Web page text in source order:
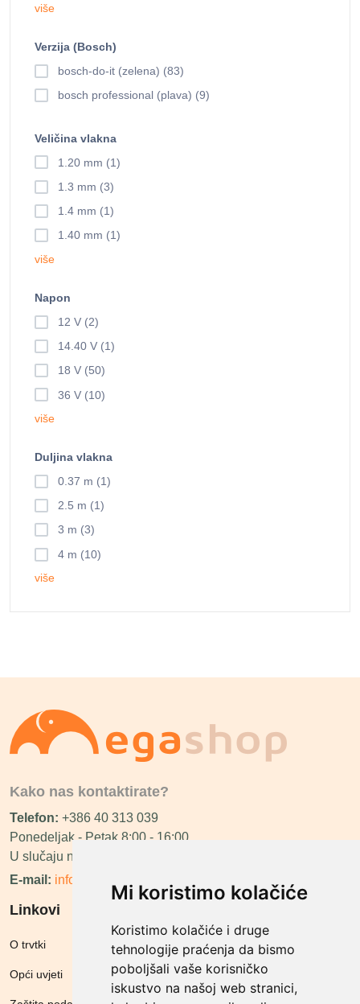
Mi koristimo kolačiće
Koristimo kolačiće i druge
tehnologije praćenja da bismo
poboljšali vaše korisničko
iskustvo na našoj web stranici,
više
Verzija (Bosch)
bosch-do-it (zelena) (83)
bosch professional (plava) (9)
Veličina vlakna
1.20 mm (1)
1.3 mm (3)
1.4 mm (1)
1.40 mm (1)
više
Napon
12 V (2)
14.40 V (1)
18 V (50)
36 V (10)
više
Duljina vlakna
0.37 m (1)
2.5 m (1)
3 m (3)
4 m (10)
više
Kako nas kontaktirate?
Telefon: +386 40 313 039
Ponedeljak - Petak 8:00 - 16:00
U slučaju neraspoloživosti ćemo vas nazvati.
E-mail: info@megashop.hr
Linkovi
O trvtki
Opći uvjeti